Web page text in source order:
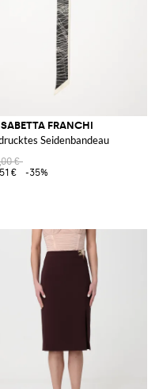
FRANCHI
Seidenbandeau
€
€
-35%